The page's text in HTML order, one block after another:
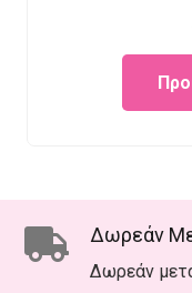
Δωρεάν
Δωρεάν